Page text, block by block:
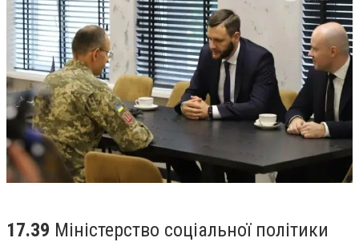
17.39 Міністерство соціальної політики